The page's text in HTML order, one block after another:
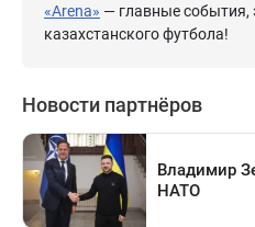
«Arena» — главные
казахстанского футбола!